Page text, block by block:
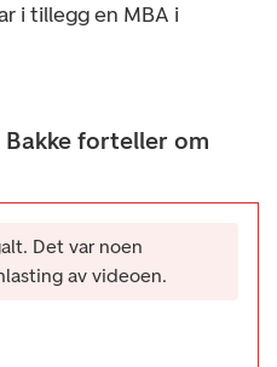
i tillegg en MBA i
forteller om
Det var noen
av videoen.